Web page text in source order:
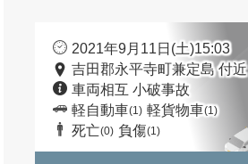
2021年9月11日(土)15:03
吉田郡永平寺町兼定島 付近
車両相互 小破事故
軽自動車(1) 軽貨物車(1)
死亡(0) 負傷(1)